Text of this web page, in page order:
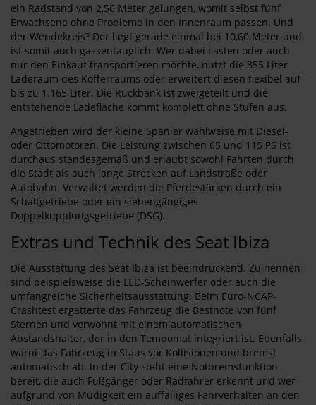
ein Radstand von 2,56 Meter gelungen, womit selbst fünf
Erwachsene ohne Probleme in den Innenraum passen. Und
der Wendekreis? Der liegt gerade einmal bei 10,60 Meter und
ist somit auch gassentauglich. Wer dabei Lasten oder auch
nur den Einkauf transportieren möchte, nutzt die 355 Liter
Laderaum des Kofferraums oder erweitert diesen flexibel auf
bis zu 1.165 Liter. Die Rückbank ist zweigeteilt und die
entstehende Ladefläche kommt komplett ohne Stufen aus.
Angetrieben wird der kleine Spanier wahlweise mit Diesel-
oder Ottomotoren. Die Leistung zwischen 65 und 115 PS ist
durchaus standesgemäß und erlaubt sowohl Fahrten durch
die Stadt als auch lange Strecken auf Landstraße oder
Autobahn. Verwaltet werden die Pferdestärken durch ein
Schaltgetriebe oder ein siebengängiges
Doppelkupplungsgetriebe (DSG).
Extras und Technik des Seat Ibiza
Die Ausstattung des Seat Ibiza ist beeindruckend. Zu nennen
sind beispielsweise die LED-Scheinwerfer oder auch die
umfangreiche Sicherheitsausstattung. Beim Euro-NCAP-
Crashtest ergatterte das Fahrzeug die Bestnote von fünf
Sternen und verwöhnt mit einem automatischen
Abstandshalter, der in den Tempomat integriert ist. Ebenfalls
warnt das Fahrzeug in Staus vor Kollisionen und bremst
automatisch ab. In der City steht eine Notbremsfunktion
bereit, die auch Fußgänger oder Radfahrer erkennt und wer
aufgrund von Müdigkeit ein auffälliges Fahrverhalten an den